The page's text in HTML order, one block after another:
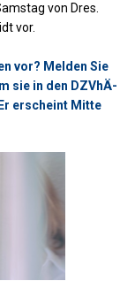
von Dres.
vor.
vor? Melden Sie
sie in den DZVhÄ-
erscheint Mitte